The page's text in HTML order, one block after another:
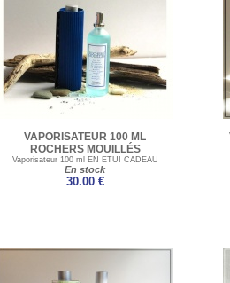
VAPORISATEUR 100 ML
ROCHERS MOUILLÉS
Vaporisateur 100 ml EN ETUI CADEAU
En stock
30.00 €